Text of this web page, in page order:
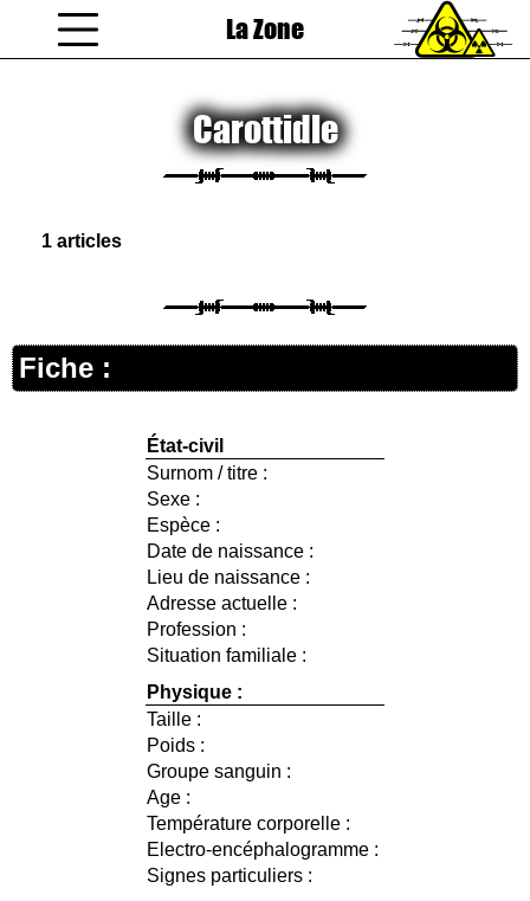
La Zone
Carottidle
1 articles
Fiche :
État-civil
Surnom / titre :
Sexe :
Espèce :
Date de naissance :
Lieu de naissance :
Adresse actuelle :
Profession :
Situation familiale :
Physique :
Taille :
Poids :
Groupe sanguin :
Age :
Température corporelle :
Electro-encéphalogramme :
Signes particuliers :